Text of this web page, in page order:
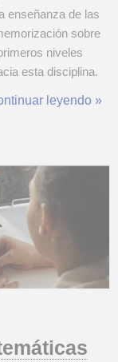
enseñanza de las
sobre
niveles
esta disciplina.
en ciertos
leyendo »